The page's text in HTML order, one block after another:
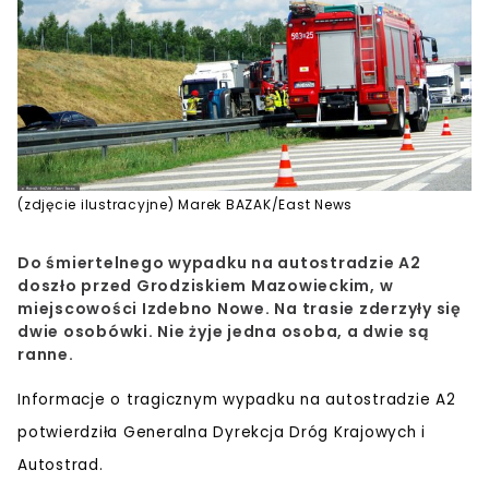
(zdjęcie ilustracyjne) Marek BAZAK/East News
Do śmiertelnego wypadku na autostradzie A2
doszło przed Grodziskiem Mazowieckim, w
miejscowości Izdebno Nowe. Na trasie zderzyły się
dwie osobówki. Nie żyje jedna osoba, a dwie są
ranne.
Informacje o tragicznym wypadku na autostradzie A2
potwierdziła Generalna Dyrekcja Dróg Krajowych i
Autostrad.